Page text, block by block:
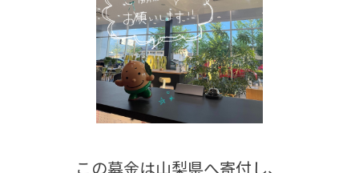
この募金は山梨県へ寄付し、